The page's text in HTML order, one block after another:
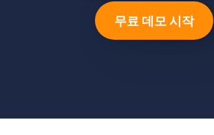
무료 데모 시작